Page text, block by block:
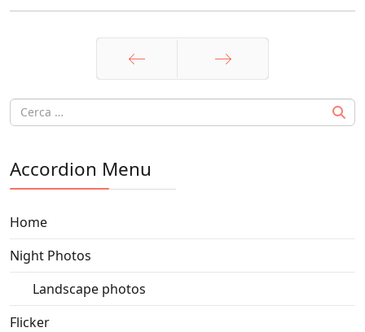
Prec Avanti
Accordion Menu
Home
Night Photos
Landscape photos
Flicker